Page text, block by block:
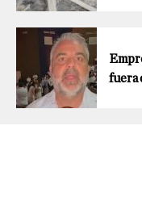
fuera